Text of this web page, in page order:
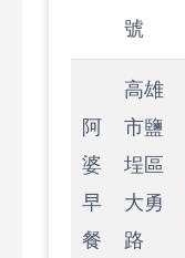
號
阿
婆
早
餐
高雄
市鹽
埕區
大勇
路